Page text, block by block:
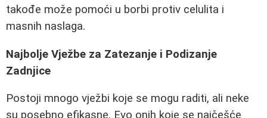
takođe može pomoći u borbi protiv celulita i
masnih naslaga.
Najbolje Vježbe za Zatezanje i Podizanje
Zadnjice
Postoji mnogo vježbi koje se mogu raditi, ali neke
su posebno efikasne. Evo onih koje se najčešće